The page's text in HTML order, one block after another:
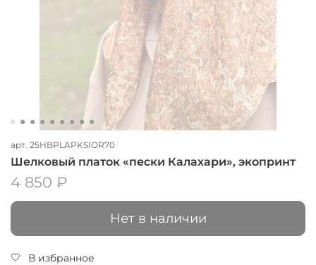
арт. 25HBPLAPKSIOR70
Шелковый платок «пески Калахари», экопринт
4 850 ₽
Нет в наличии
В избранное